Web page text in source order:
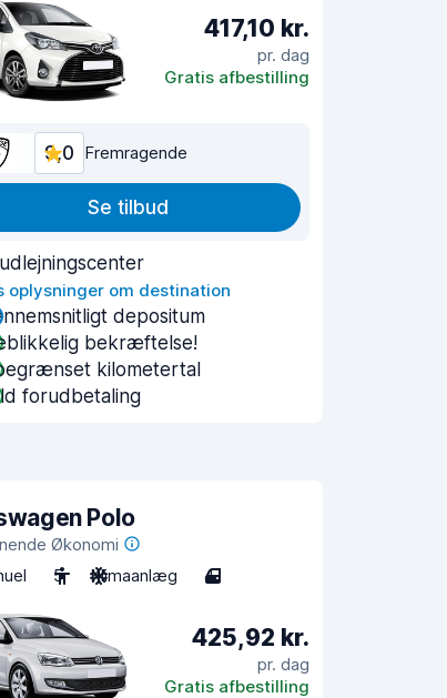
417,10 kr.
pr. dag
Gratis afbestilling
9,0 Fremragende
Se tilbud
oplysninger om destination
depositum
bekræftelse!
kilometertal
forudbetaling
Polo
Økonomi
5 Klimaanlæg 4
425,92 kr.
pr. dag
Gratis afbestilling